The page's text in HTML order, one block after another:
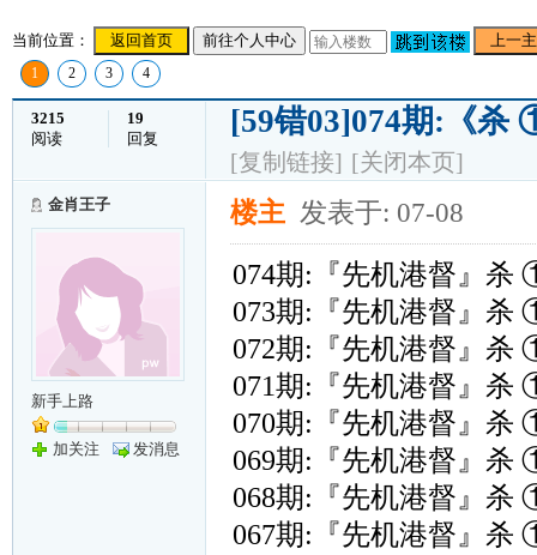
当前位置： 返回首页 前往个人中心 上一
1 2 3 4
3215
阅读
19
回复
[59错03]074期:《杀
[复制链接] [关闭本页]
金肖王子
新手上路
加关注 发消息
楼主 发表于: 07-08
074期:『先机港督』杀
073期:『先机港督』杀
072期:『先机港督』杀
071期:『先机港督』杀
070期:『先机港督』杀
069期:『先机港督』杀
068期:『先机港督』杀
067期:『先机港督』杀